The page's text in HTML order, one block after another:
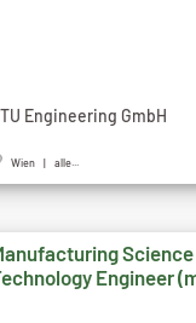
Engineering GmbH
Wien | alle...
Engineer